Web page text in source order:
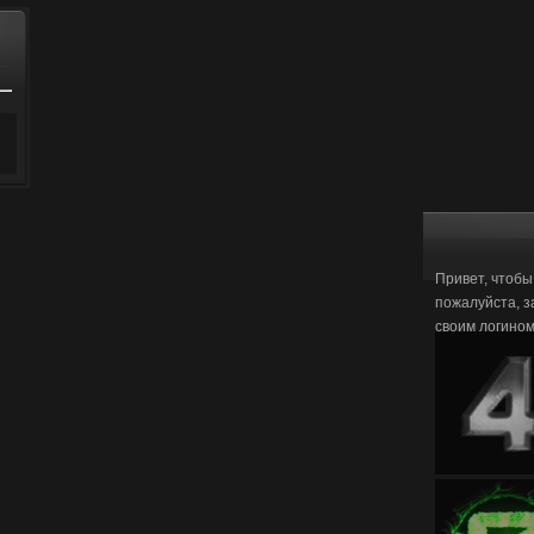
Привет,
пожалуйста,
своим логином